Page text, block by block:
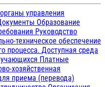
управления
Образование
Руководство
техническое обеспечение
процесса. Доступная среда
Платные
хозяйственная
приема (перевода)